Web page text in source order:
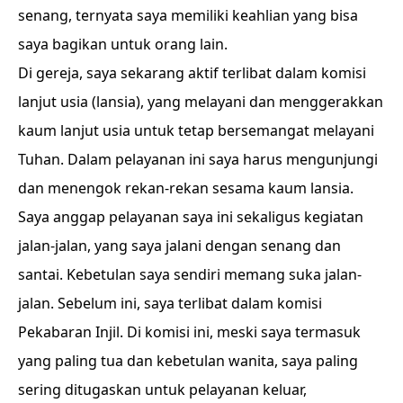
senang, ternyata saya memiliki keahlian yang bisa
saya bagikan untuk orang lain.
Di gereja, saya sekarang aktif terlibat dalam komisi
lanjut usia (lansia), yang melayani dan menggerakkan
kaum lanjut usia untuk tetap bersemangat melayani
Tuhan. Dalam pelayanan ini saya harus mengunjungi
dan menengok rekan-rekan sesama kaum lansia.
Saya anggap pelayanan saya ini sekaligus kegiatan
jalan-jalan, yang saya jalani dengan senang dan
santai. Kebetulan saya sendiri memang suka jalan-
jalan. Sebelum ini, saya terlibat dalam komisi
Pekabaran Injil. Di komisi ini, meski saya termasuk
yang paling tua dan kebetulan wanita, saya paling
sering ditugaskan untuk pelayanan keluar,